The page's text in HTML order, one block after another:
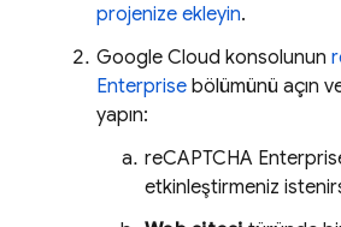
projenize ekleyin.
Google Cloud konsolunun
Enterprise bölümünü açın
yapın:
reCAPTCHA
etkinleştirmeniz